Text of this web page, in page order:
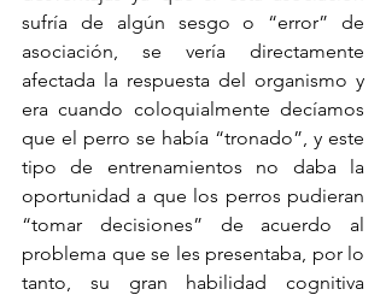
sufría de algún sesgo o “error” de
asociación, se vería directamente
afectada la respuesta del organismo y
era cuando coloquialmente decíamos
que el perro se había “tronado”, y este
tipo de entrenamientos no daba la
oportunidad a que los perros pudieran
“tomar decisiones” de acuerdo al
problema que se les presentaba, por lo
tanto, su gran habilidad cognitiva